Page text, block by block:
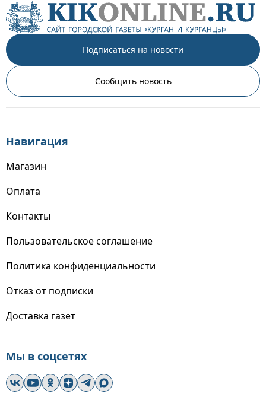
Подписаться на новости
Сообщить новость
Навигация
Магазин
Оплата
Контакты
Пользовательское соглашение
Политика конфиденциальности
Отказ от подписки
Доставка газет
Мы в соцсетях